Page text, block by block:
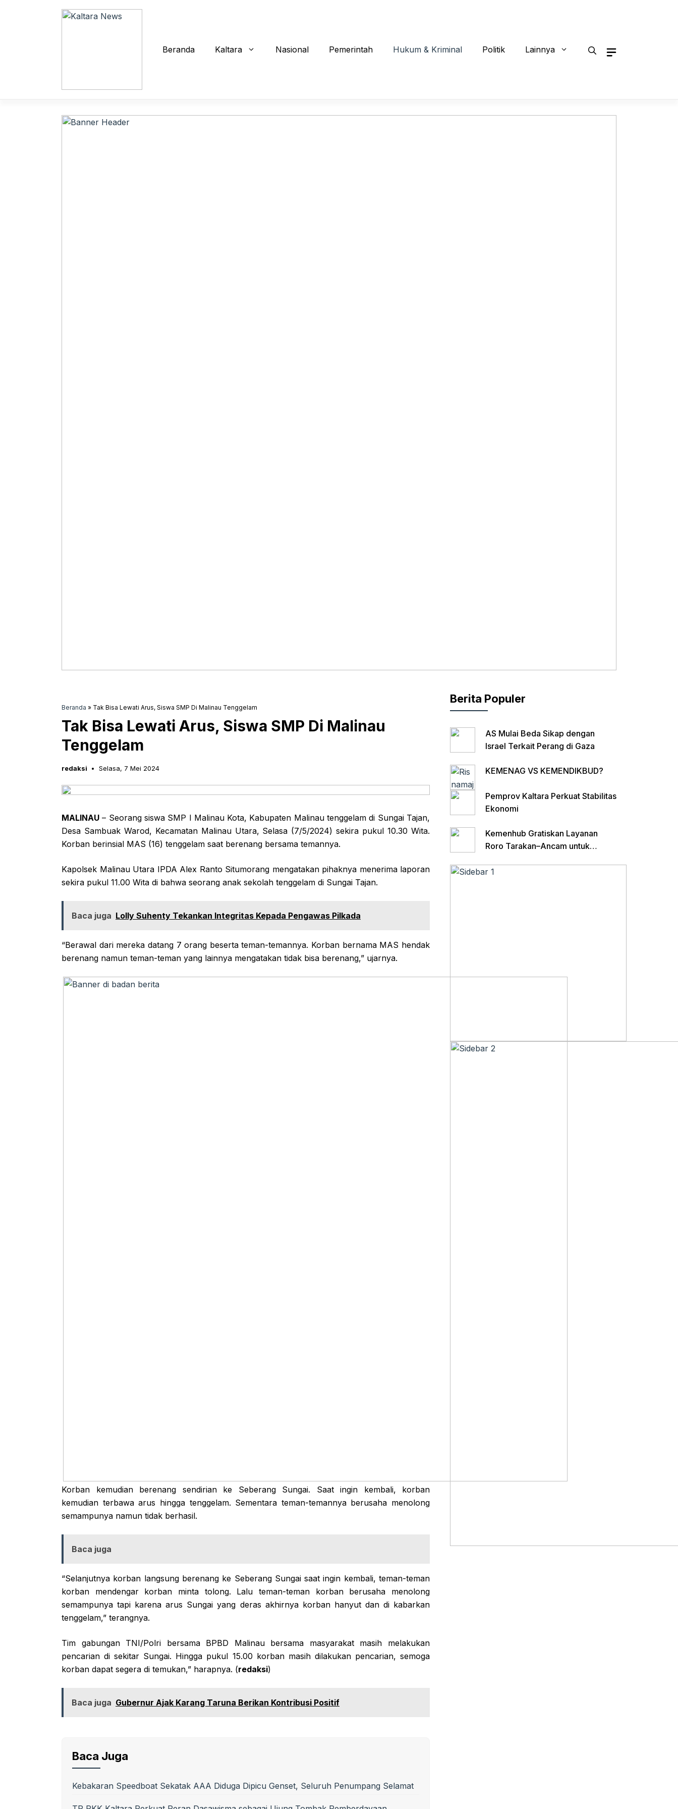
Beranda
Kaltara Nasional Pemerintah Hukum & Kriminal Politik Lainnya
Beranda » Tak Bisa Lewati Arus, Siswa SMP Di Malinau Tenggelam
Tak Bisa Lewati Arus, Siswa SMP Di Malinau
Tenggelam
redaksi Selasa, 7 Mei 2024
MALINAU – Seorang siswa SMP I Malinau Kota, Kabupaten Malinau tenggelam di Sungai Tajan,
Desa Sambuak Warod, Kecamatan Malinau Utara, Selasa (7/5/2024) sekira pukul 10.30 Wita.
Korban berinsial MAS (16) tenggelam saat berenang bersama temannya.
Kapolsek Malinau Utara IPDA Alex Ranto Situmorang mengatakan pihaknya menerima laporan
sekira pukul 11.00 Wita di bahwa seorang anak sekolah tenggelam di Sungai Tajan.
Baca juga Lolly Suhenty Tekankan Integritas Kepada Pengawas Pilkada
“Berawal dari mereka datang 7 orang beserta teman-temannya. Korban bernama MAS hendak
berenang namun teman-teman yang lainnya mengatakan tidak bisa berenang,” ujarnya.
Korban kemudian berenang sendirian ke Seberang Sungai. Saat ingin kembali, korban
kemudian terbawa arus hingga tenggelam. Sementara teman-temannya berusaha menolong
semampunya namun tidak berhasil.
Baca juga
“Selanjutnya korban langsung berenang ke Seberang Sungai saat ingin kembali, teman-teman
korban mendengar korban minta tolong. Lalu teman-teman korban berusaha menolong
semampunya tapi karena arus Sungai yang deras akhirnya korban hanyut dan di kabarkan
tenggelam,” terangnya.
Tim gabungan TNI/Polri bersama BPBD Malinau bersama masyarakat masih melakukan
pencarian di sekitar Sungai. Hingga pukul 15.00 korban masih dilakukan pencarian, semoga
korban dapat segera di temukan,” harapnya. (redaksi)
Baca juga Gubernur Ajak Karang Taruna Berikan Kontribusi Positif
Baca Juga
Kebakaran Speedboat Sekatak AAA Diduga Dipicu Genset, Seluruh Penumpang Selamat
Berita Populer
AS Mulai Beda Sikap dengan
Israel Terkait Perang di Gaza
KEMENAG VS KEMENDIKBUD?
Pemprov Kaltara Perkuat Stabilitas
Ekonomi
Kemenhub Gratiskan Layanan
Roro Tarakan–Ancam untuk